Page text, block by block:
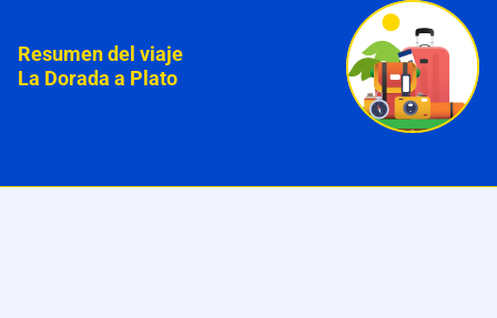
Resumen del viaje
La Dorada a Plato